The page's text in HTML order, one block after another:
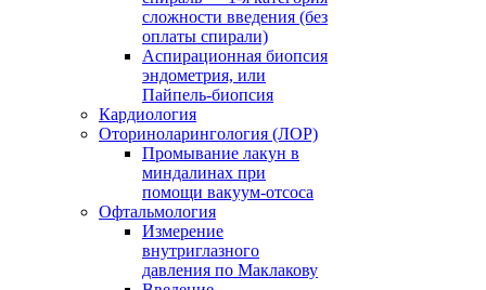
сложности введения (без
оплаты спирали)
Аспирационная биопсия
эндометрия, или
Пайпель-биопсия
Кардиология
Оториноларингология (ЛОР)
Промывание лакун в
миндалинах при
помощи вакуум-отсоса
Офтальмология
Измерение
внутриглазного
давления по Маклакову